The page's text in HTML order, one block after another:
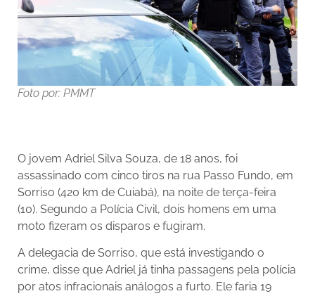
Foto por: PMMT
O jovem Adriel Silva Souza, de 18 anos, foi
assassinado com cinco tiros na rua Passo Fundo, em
Sorriso (420 km de Cuiabá), na noite de terça-feira
(10). Segundo a Polícia Civil, dois homens em uma
moto fizeram os disparos e fugiram.
A delegacia de Sorriso, que está investigando o
crime, disse que Adriel já tinha passagens pela polícia
por atos infracionais análogos a furto. Ele faria 19